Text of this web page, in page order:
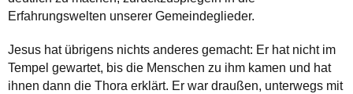
Erfahrungswelten unserer Gemeindeglieder.
Jesus hat übrigens nichts anderes gemacht: Er hat nicht im
Tempel gewartet, bis die Menschen zu ihm kamen und hat
ihnen dann die Thora erklärt. Er war draußen, unterwegs mit